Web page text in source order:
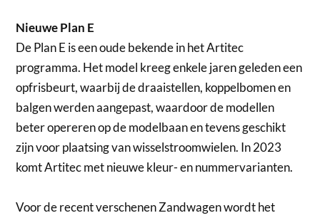
Nieuwe Plan E
De Plan E is een oude bekende in het Artitec
programma. Het model kreeg enkele jaren geleden een
opfrisbeurt, waarbij de draaistellen, koppelbomen en
balgen werden aangepast, waardoor de modellen
beter opereren op de modelbaan en tevens geschikt
zijn voor plaatsing van wisselstroomwielen. In 2023
komt Artitec met nieuwe kleur- en nummervarianten.
Voor de recent verschenen Zandwagen wordt het